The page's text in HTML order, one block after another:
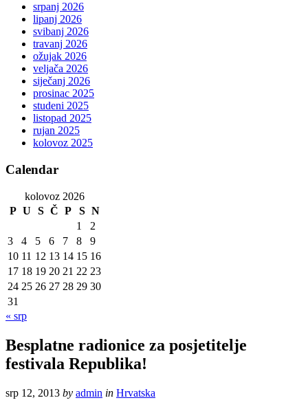
srpanj 2026
lipanj 2026
svibanj 2026
travanj 2026
ožujak 2026
veljača 2026
siječanj 2026
prosinac 2025
studeni 2025
listopad 2025
rujan 2025
kolovoz 2025
Calendar
kolovoz 2026
P U S Č P S N
1
2
3
4 5 6 7 8
9
10 11 12 13 14 15 16
17 18 19 20 21 22 23
24 25 26 27 28 29 30
31
« srp
Besplatne radionice za posjetitelje
festivala Republika!
srp 12, 2013 by admin in Hrvatska